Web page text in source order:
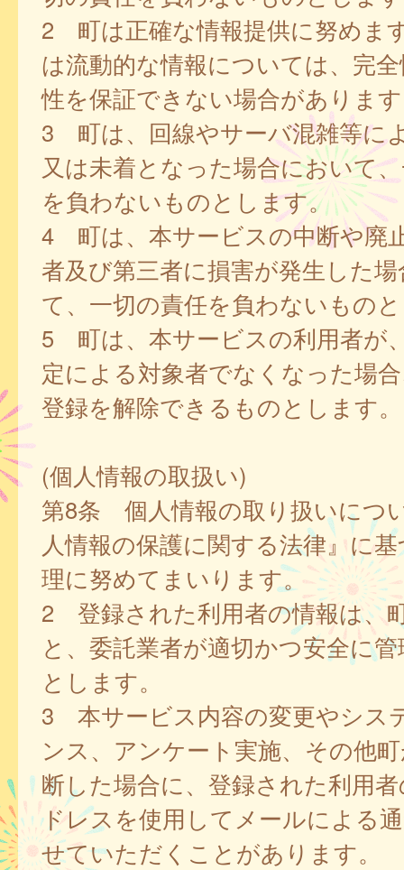
2 町は正確な情報提供に努めま
は流動的な情報については、完
性を保証できない場合がありま
3 町は、回線やサーバ混雑等に
又は未着となった場合において
を負わないものとします。
4 町は、本サービスの中断や廃
者及び第三者に損害が発生した
て、一切の責任を負わないもの
5 町は、本サービスの利用者が
定による対象者でなくなった場
登録を解除できるものとします。
(個人情報の取扱い)
第8条 個人情報の取り扱いにつ
人情報の保護に関する法律』に
理に努めてまいります。
2 登録された利用者の情報は、
と、委託業者が適切かつ安全に
とします。
3 本サービス内容の変更やシス
ンス、アンケート実施、その他
断した場合に、登録された利用
ドレスを使用してメールによる
せていただくことがあります。